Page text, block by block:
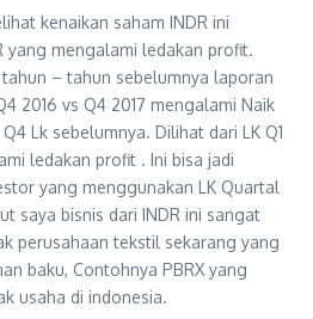
kenaikan saham INDR ini
yang mengalami ledakan profit.
– tahun sebelumnya laporan
2016 vs Q4 2017 mengalami Naik
Lk sebelumnya. Dilihat dari LK Q1
ledakan profit . Ini bisa jadi
yang menggunakan LK Quartal
saya bisnis dari INDR ini sangat
perusahaan tekstil sekarang yang
baku, Contohnya PBRX yang
usaha di indonesia.